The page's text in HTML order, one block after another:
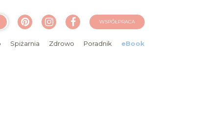
WSPÓŁPRACA
Spiżarnia Zdrowo Poradnik eBook